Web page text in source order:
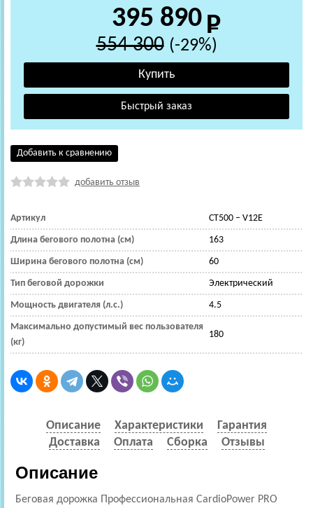
395 890
554 300 (-29%)
Добавить к сравнению
добавить отзыв
Артикул CT500 – V12Е
Длина бегового полотна (см) 163
Ширина бегового полотна (см) 60
Тип беговой дорожки Электрический
Мощность двигателя (л.с.) 4.5
Максимально допустимый вес пользователя
(кг)
180
Описание Характеристики
Гарантия
Доставка
Оплата Сборка Отзывы
Описание
Беговая дорожка Профессиональная CardioPower PRO